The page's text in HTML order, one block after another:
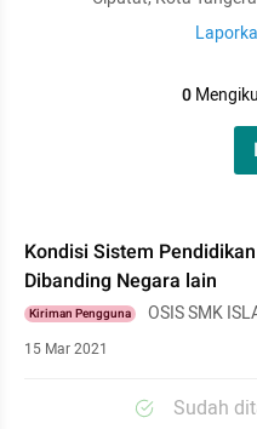
0
Kondisi Sistem
Dibanding Negara lain
Kiriman Pengguna OSIS SMK
15 Mar 2021
Sudah